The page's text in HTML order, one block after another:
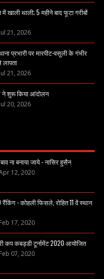
खाली थाली; 5 महीने बाद फूटा गरीबों
Jul 21, 2026
प्रभारी पर मारपीट-वसूली के गंभीर
Jul 21, 2026
ने शुरू किया आंदोलन
Jul 20, 2026
ना बनाया जाये - नासिर हुसैन
12, 2020
- कोहली फिसले, रोहित 11 वें स्थान
Feb 17, 2020
कप कबड्डी टूर्नामेंट 2020 आयोजित
Feb 07, 2020